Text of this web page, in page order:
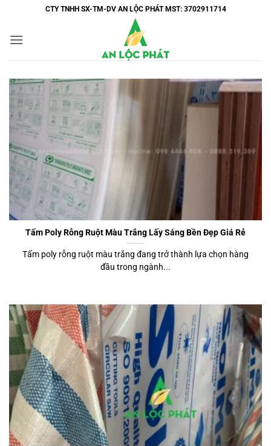
nội
CTY TNHH SX-TM-DV AN LỘC PHÁT MST: 3702911714
Tấm Poly Rỗng Ruột Màu Trắng Lấy Sáng Bền Đẹp Giá Rẻ
Tấm poly rỗng ruột màu trắng đang trở thành lựa chọn hàng
đầu trong ngành...